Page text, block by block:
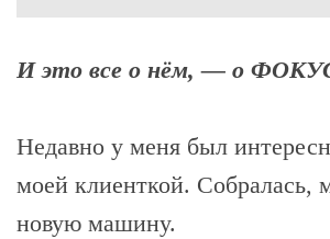
И это все о нём, — о
Недавно у меня был
моей клиенткой. Собралась,
новую машину.